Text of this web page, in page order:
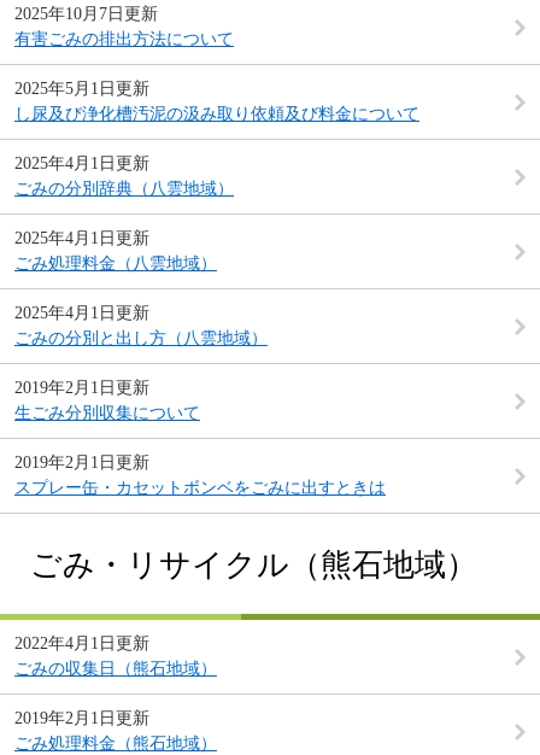
2025年10月7日更新
有害ごみの排出方法について
2025年5月1日更新
し尿及び浄化槽汚泥の汲み取り依頼及び料金について
2025年4月1日更新
ごみの分別辞典（八雲地域）
2025年4月1日更新
ごみ処理料金（八雲地域）
2025年4月1日更新
ごみの分別と出し方（八雲地域）
2019年2月1日更新
生ごみ分別収集について
2019年2月1日更新
スプレー缶・カセットボンベをごみに出すときは
ごみ・リサイクル（熊石地域）
2022年4月1日更新
ごみの収集日（熊石地域）
2019年2月1日更新
ごみ処理料金（熊石地域）